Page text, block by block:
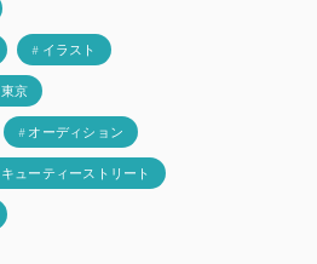
# イラスト
京
# オーディション
ューティーストリート